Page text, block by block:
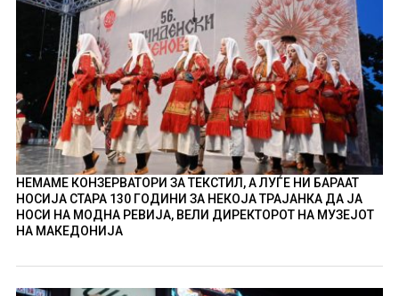
НЕМАМЕ КОНЗЕРВАТОРИ ЗА ТЕКСТИЛ, А ЛУЃЕ НИ БАРААТ
НОСИЈА СТАРА 130 ГОДИНИ ЗА НЕКОЈА ТРАЈАНКА ДА ЈА
НОСИ НА МОДНА РЕВИЈА, ВЕЛИ ДИРЕКТОРОТ НА МУЗЕЈОТ
НА МАКЕДОНИЈА